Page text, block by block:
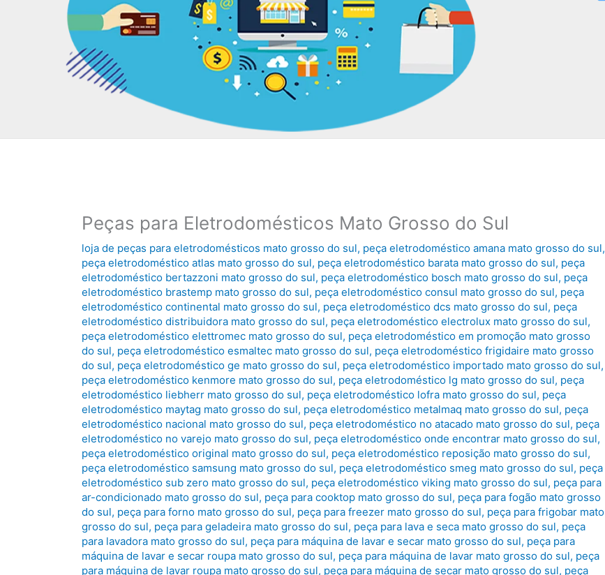
Peças para Eletrodomésticos Mato Grosso do Sul
loja de peças para eletrodomésticos mato grosso do sul, peça eletrodoméstico amana mato grosso do sul,
peça eletrodoméstico atlas mato grosso do sul, peça eletrodoméstico barata mato grosso do sul, peça
eletrodoméstico bertazzoni mato grosso do sul, peça eletrodoméstico bosch mato grosso do sul, peça
eletrodoméstico brastemp mato grosso do sul, peça eletrodoméstico consul mato grosso do sul, peça
eletrodoméstico continental mato grosso do sul, peça eletrodoméstico dcs mato grosso do sul, peça
eletrodoméstico distribuidora mato grosso do sul, peça eletrodoméstico electrolux mato grosso do sul,
peça eletrodoméstico elettromec mato grosso do sul, peça eletrodoméstico em promoção mato grosso
do sul, peça eletrodoméstico esmaltec mato grosso do sul, peça eletrodoméstico frigidaire mato grosso
do sul, peça eletrodoméstico ge mato grosso do sul, peça eletrodoméstico importado mato grosso do sul,
peça eletrodoméstico kenmore mato grosso do sul, peça eletrodoméstico lg mato grosso do sul, peça
eletrodoméstico liebherr mato grosso do sul, peça eletrodoméstico lofra mato grosso do sul, peça
eletrodoméstico maytag mato grosso do sul, peça eletrodoméstico metalmaq mato grosso do sul, peça
eletrodoméstico nacional mato grosso do sul, peça eletrodoméstico no atacado mato grosso do sul, peça
eletrodoméstico no varejo mato grosso do sul, peça eletrodoméstico onde encontrar mato grosso do sul,
peça eletrodoméstico original mato grosso do sul, peça eletrodoméstico reposição mato grosso do sul,
peça eletrodoméstico samsung mato grosso do sul, peça eletrodoméstico smeg mato grosso do sul, peça
eletrodoméstico sub zero mato grosso do sul, peça eletrodoméstico viking mato grosso do sul, peça para
ar-condicionado mato grosso do sul, peça para cooktop mato grosso do sul, peça para fogão mato grosso
do sul, peça para forno mato grosso do sul, peça para freezer mato grosso do sul, peça para frigobar mato
grosso do sul, peça para geladeira mato grosso do sul, peça para lava e seca mato grosso do sul, peça
para lavadora mato grosso do sul, peça para máquina de lavar e secar mato grosso do sul, peça para
máquina de lavar e secar roupa mato grosso do sul, peça para máquina de lavar mato grosso do sul, peça
para máquina de lavar roupa mato grosso do sul, peça para máquina de secar mato grosso do sul, peça